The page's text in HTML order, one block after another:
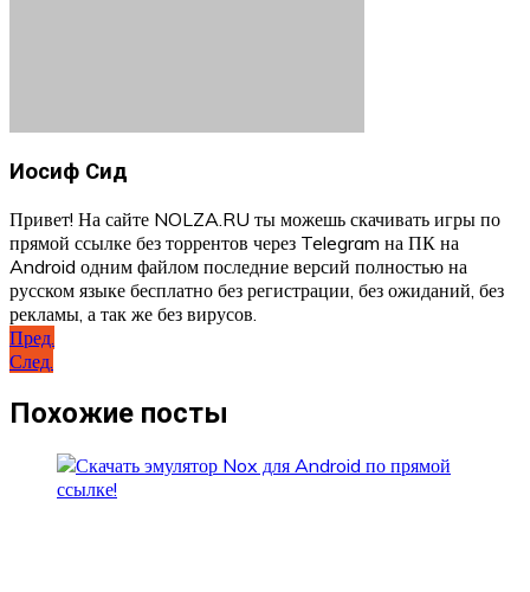
Иосиф Сид
Привет! На сайте NOLZA.RU ты можешь скачивать игры по
прямой ссылке без торрентов через Telegram на ПК на
Android одним файлом последние версий полностью на
русском языке бесплатно без регистрации, без ожиданий, без
рекламы, а так же без вирусов.
Навигация
по
записям
Пред.
След.
Похожие посты